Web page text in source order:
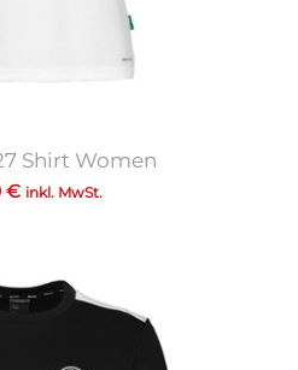
Shirt Women
€ inkl. MwSt.